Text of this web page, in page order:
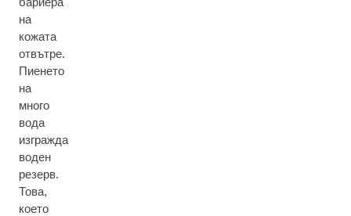
на
кожата
отвътре.
Пиенето
на
много
вода
изгражда
воден
резерв.
Това,
което